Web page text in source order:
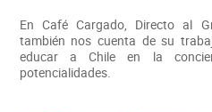
En Café Cargado, Directo al
también nos cuenta de su
educar a Chile en la
potencialidades.